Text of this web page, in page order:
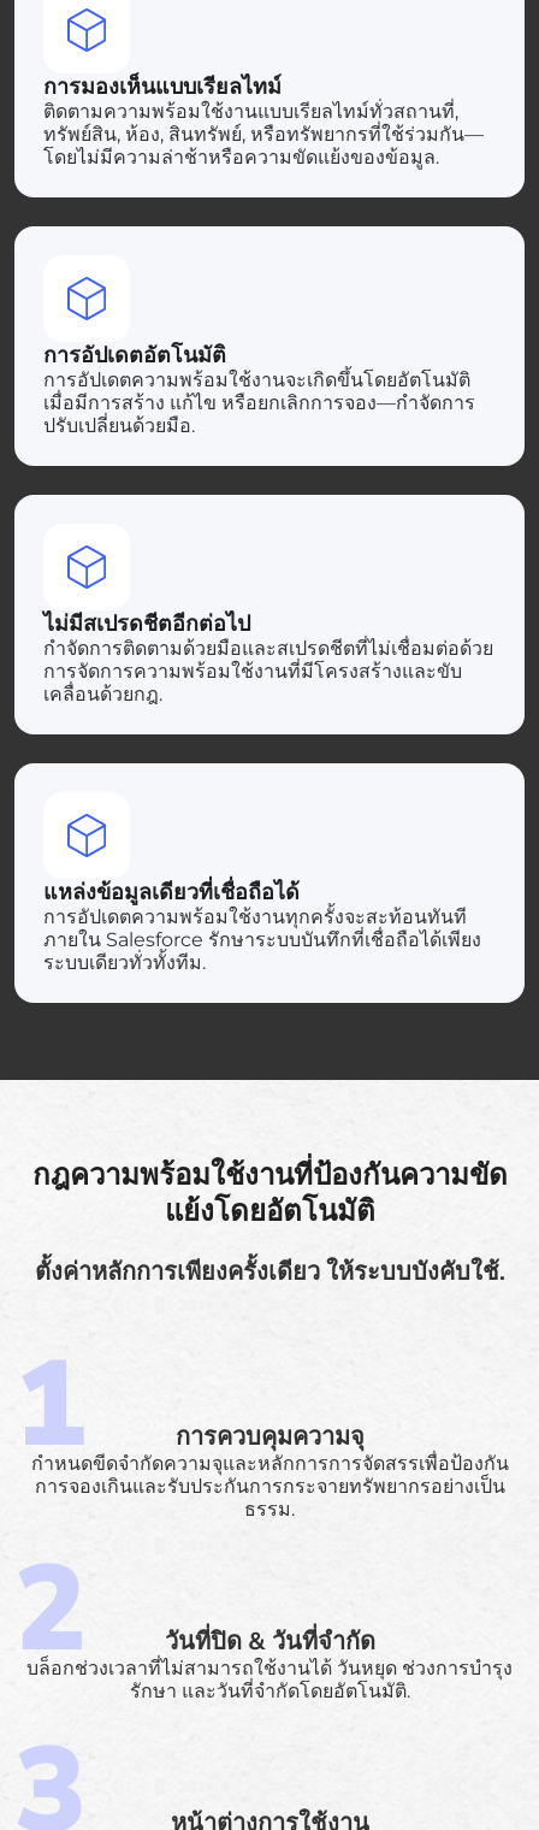
การมองเห็นแบบเรียลไทม์
ติดตามความพร้อมใช้งานแบบเรียลไทม์ทั่วสถานที่,
ทรัพย์สิน, ห้อง, สินทรัพย์, หรือทรัพยากรที่ใช้ร่วมกัน—
โดยไม่มีความล่าช้าหรือความขัดแย้งของข้อมูล.
การอัปเดตอัตโนมัติ
การอัปเดตความพร้อมใช้งานจะเกิดขึ้นโดยอัตโนมัติ
เมื่อมีการสร้าง แก้ไข หรือยกเลิกการจอง—กำจัดการ
ปรับเปลี่ยนด้วยมือ.
ไม่มีสเปรดชีตอีกต่อไป
กำจัดการติดตามด้วยมือและสเปรดชีตที่ไม่เชื่อมต่อด้วย
การจัดการความพร้อมใช้งานที่มีโครงสร้างและขับ
เคลื่อนด้วยกฎ.
แหล่งข้อมูลเดียวที่เชื่อถือได้
การอัปเดตความพร้อมใช้งานทุกครั้งจะสะท้อนทันที
ภายใน Salesforce รักษาระบบบันทึกที่เชื่อถือได้เพียง
ระบบเดียวทั่วทั้งทีม.
กฎความพร้อมใช้งานที่ป้องกันความขัด
แย้งโดยอัตโนมัติ
ตั้งค่าหลักการเพียงครั้งเดียว ให้ระบบบังคับใช้.
การควบคุมความจุ
กำหนดขีดจำกัดความจุและหลักการการจัดสรรเพื่อป้องกัน
การจองเกินและรับประกันการกระจายทรัพยากรอย่างเป็น
ธรรม.
วันที่ปิด & วันที่จำกัด
บล็อกช่วงเวลาที่ไม่สามารถใช้งานได้ วันหยุด ช่วงการบำรุง
รักษา และวันที่จำกัดโดยอัตโนมัติ.
หน้าต่างการใช้งาน